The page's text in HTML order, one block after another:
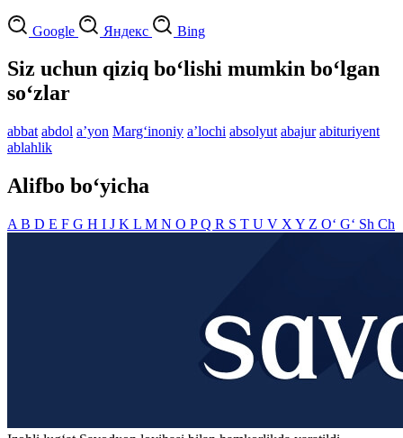
Google Яндекс Bing
Siz uchun qiziq bo‘lishi mumkin bo‘lgan
so‘zlar
abbat abdol aʼyon Marg‘inoniy aʼlochi absolyut abajur abituriyent
ablahlik
Alifbo bo‘yicha
A B D E F G H I J K L M N O PQ R S T U V X Y Z O‘ G‘ Sh Ch